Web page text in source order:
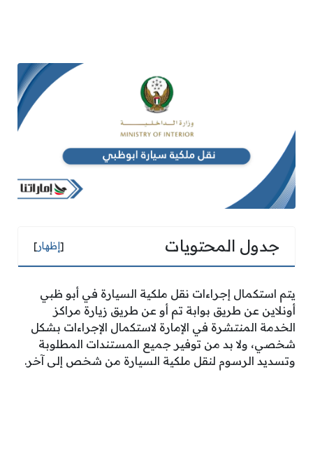
جدول المحتويات [إظهار]
يتم استكمال إجراءات نقل ملكية السيارة في أبو ظبي
أونلاين عن طريق بوابة تم أو عن طريق زيارة مراكز
الخدمة المنتشرة في الإمارة لاستكمال الإجراءات بشكل
شخصي، ولا بد من توفير جميع المستندات المطلوبة
وتسديد الرسوم لنقل ملكية السيارة من شخص إلى آخر.